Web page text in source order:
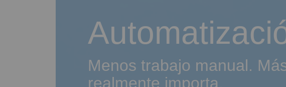
Menos trabajo manual.
realmente importa.